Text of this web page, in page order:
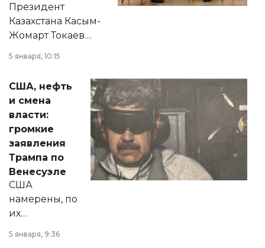
Президент
Казахстана Касым-
Жомарт Токаев
сразу несколько
актуальных тем —
от слухов о
политических
реформах до
вопросов армии,
экономики и
личного здоровья.
5 января, 10:15
США, нефть
и смена
власти:
громкие
заявления
Трампа по
Венесуэле
США
намерены, по
их
принести
5 января, 9:36